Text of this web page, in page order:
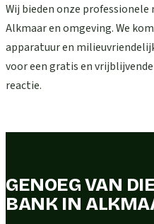
Wij bieden onze
Alkmaar en omgeving. We
apparatuur en
voor een gratis en
reactie.
GENOEG VAN
BANK IN